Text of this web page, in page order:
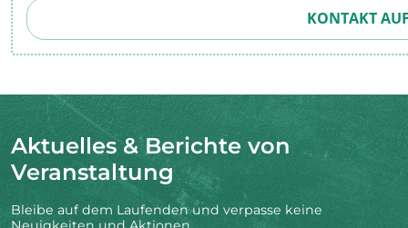
KONTAKT
Aktuelles & Berichte von
Veranstaltung
Bleibe auf dem Laufenden und verpasse keine